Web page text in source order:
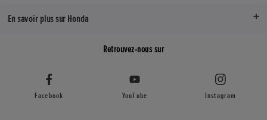
En savoir plus sur Honda
Retrouvez-nous sur
Facebook YouTube Instagram